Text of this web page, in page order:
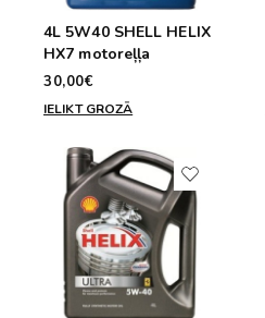
4L 5W40 SHELL HELIX
HX7 motoreļļa
30,00€
IELIKT GROZĀ